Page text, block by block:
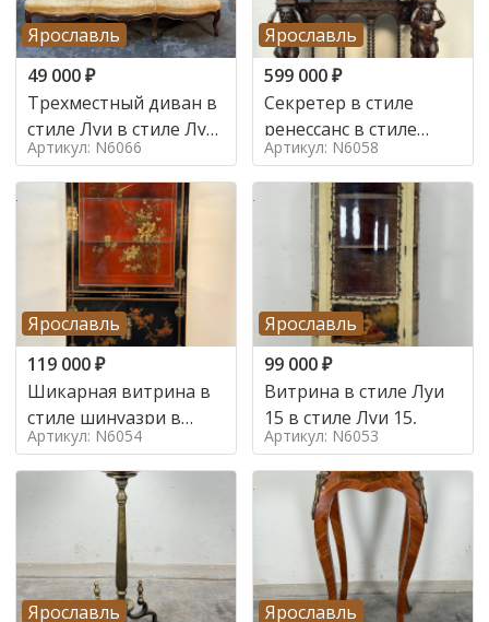
Ярославль
49 000₽
Трехместный диван в
стиле Луи в стиле Луи
16,
Артикул: N6066
Ярославль
599 000₽
Секретер в стиле
ренессанс в стиле
ренессанс, 19 век
Артикул: N6058
Ярославль
119 000₽
Шикарная витрина в
стиле шинуазри в
стиле шинуазри,
Артикул: N6054
Ярославль
99 000₽
Витрина в стиле Луи
15 в стиле Луи 15,
Артикул: N6053
Ярославль
Ярославль